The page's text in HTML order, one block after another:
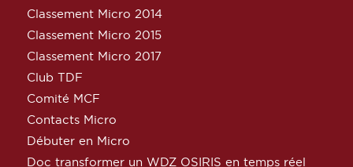
Classement Micro 2014
Classement Micro 2015
Classement Micro 2017
Club TDF
Comité MCF
Contacts Micro
Débuter en Micro
Doc transformer un WDZ OSIRIS en temps réel